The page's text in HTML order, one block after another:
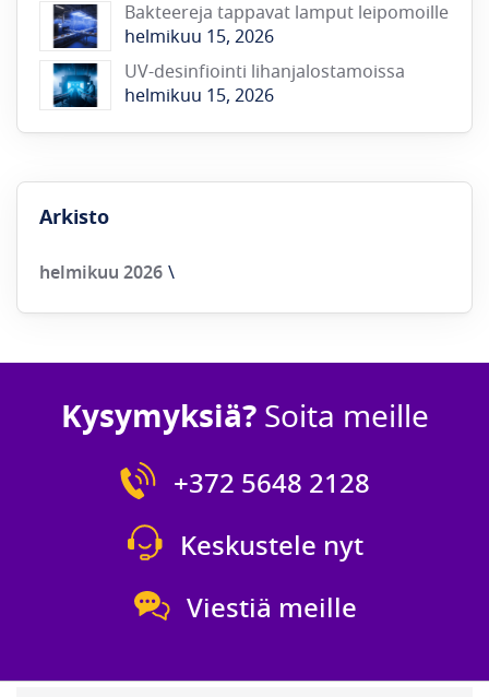
Bakteereja tappavat lamput leipomoille
helmikuu 15, 2026
UV-desinfiointi lihanjalostamoissa
helmikuu 15, 2026
Arkisto
helmikuu 2026
Kysymyksiä?Soita meille
+372 5648 2128
Keskustele nyt
Viestiä meille